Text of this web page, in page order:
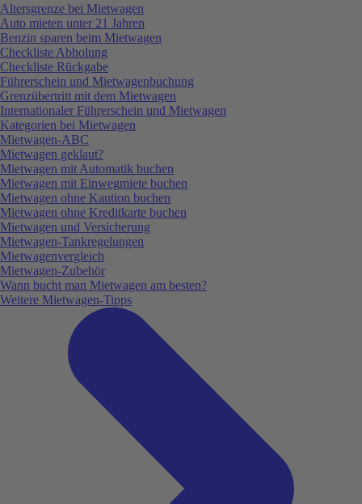
Altersgrenze bei Mietwagen
Auto mieten unter 21 Jahren
Benzin sparen beim Mietwagen
Checkliste Abholung
Checkliste Rückgabe
Führerschein und Mietwagenbuchung
Grenzübertritt mit dem Mietwagen
Internationaler Führerschein und Mietwagen
Kategorien bei Mietwagen
Mietwagen-ABC
Mietwagen geklaut?
Mietwagen mit Automatik buchen
Mietwagen mit Einwegmiete buchen
Mietwagen ohne Kaution buchen
Mietwagen ohne Kreditkarte buchen
Mietwagen und Versicherung
Mietwagen-Tankregelungen
Mietwagenvergleich
Mietwagen-Zubehör
Wann bucht man Mietwagen am besten?
Weitere Mietwagen-Tipps